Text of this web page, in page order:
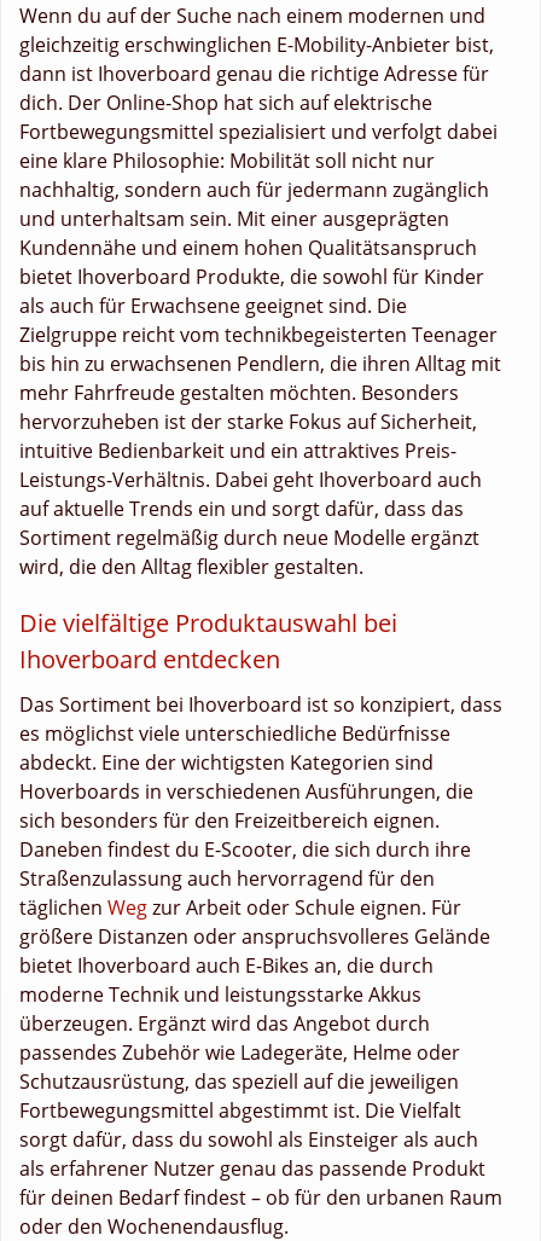
Wenn du auf der Suche nach einem modernen und
gleichzeitig erschwinglichen E-Mobility-Anbieter bist,
dann ist Ihoverboard genau die richtige Adresse für
dich. Der Online-Shop hat sich auf elektrische
Fortbewegungsmittel spezialisiert und verfolgt dabei
eine klare Philosophie: Mobilität soll nicht nur
nachhaltig, sondern auch für jedermann zugänglich
und unterhaltsam sein. Mit einer ausgeprägten
Kundennähe und einem hohen Qualitätsanspruch
bietet Ihoverboard Produkte, die sowohl für Kinder
als auch für Erwachsene geeignet sind. Die
Zielgruppe reicht vom technikbegeisterten Teenager
bis hin zu erwachsenen Pendlern, die ihren Alltag mit
mehr Fahrfreude gestalten möchten. Besonders
hervorzuheben ist der starke Fokus auf Sicherheit,
intuitive Bedienbarkeit und ein attraktives Preis-
Leistungs-Verhältnis. Dabei geht Ihoverboard auch
auf aktuelle Trends ein und sorgt dafür, dass das
Sortiment regelmäßig durch neue Modelle ergänzt
wird, die den Alltag flexibler gestalten.
Die vielfältige Produktauswahl bei
Ihoverboard entdecken
Das Sortiment bei Ihoverboard ist so konzipiert, dass
es möglichst viele unterschiedliche Bedürfnisse
abdeckt. Eine der wichtigsten Kategorien sind
Hoverboards in verschiedenen Ausführungen, die
sich besonders für den Freizeitbereich eignen.
Daneben findest du E-Scooter, die sich durch ihre
Straßenzulassung auch hervorragend für den
täglichen Wegzur Arbeit oder Schule eignen. Für
größere Distanzen oder anspruchsvolleres Gelände
bietet Ihoverboard auch E-Bikes an, die durch
moderne Technik und leistungsstarke Akkus
überzeugen. Ergänzt wird das Angebot durch
passendes Zubehör wie Ladegeräte, Helme oder
Schutzausrüstung, das speziell auf die jeweiligen
Fortbewegungsmittel abgestimmt ist. Die Vielfalt
sorgt dafür, dass du sowohl als Einsteiger als auch
als erfahrener Nutzer genau das passende Produkt
für deinen Bedarf findest – ob für den urbanen Raum
oder den Wochenendausflug.